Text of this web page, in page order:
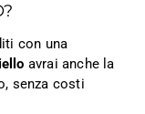
con una
avrai anche la
senza costi